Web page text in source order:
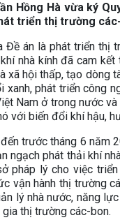
Hồng Hà vừa ký
triển thị trường
Đề án là phát triển thị
nhà kính đã cam
xã hội thấp, tạo dòng
xanh, phát triển công
Nam ở trong nước
với biến đổi khí hậu,
trước tháng 6 năm
ngạch phát thải khí
pháp lý cho việc
vận hành thị trường
lý nhà nước, năng
thị trường các-bon.